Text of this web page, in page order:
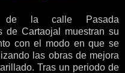
de la calle Pasada
de Cartaojal muestran su
con el modo en que se
las obras de mejora
Tras un periodo de